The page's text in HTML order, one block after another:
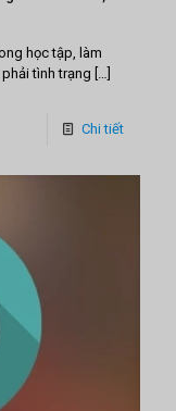
học tập, làm
tình trạng […]
Chi tiết